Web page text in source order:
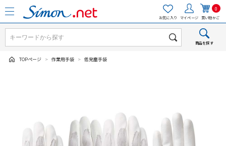
お気に入り マイページ
0
買い物かご
商品を探す
TOPページ > 作業用手袋 > 低発塵手袋